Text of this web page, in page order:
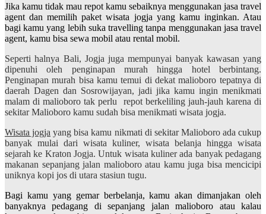
Jika kamu tidak mau repot kamu sebaiknya menggunakan jasa travel
agent dan memilih paket wisata jogja yang kamu inginkan. Atau
bagi kamu yang lebih suka travelling tanpa menggunakan jasa travel
agent, kamu bisa sewa mobil atau rental mobil.
Seperti halnya Bali, Jogja juga mempunyai banyak kawasan yang
dipenuhi oleh penginapan murah hingga hotel berbintang.
Penginapan murah bisa kamu temui di dekat malioboro tepatnya di
daerah Dagen dan Sosrowijayan, jadi jika kamu ingin menikmati
malam di malioboro tak perlu repot berkeliling jauh-jauh karena di
sekitar Malioboro kamu sudah bisa menikmati wisata jogja.
Wisata jogja yang bisa kamu nikmati di sekitar Malioboro ada cukup
banyak mulai dari wisata kuliner, wisata belanja hingga wisata
sejarah ke Kraton Jogja. Untuk wisata kuliner ada banyak pedagang
makanan sepanjang jalan malioboro atau kamu juga bisa mencicipi
uniknya kopi jos di utara stasiun tugu.
Bagi kamu yang gemar berbelanja, kamu akan dimanjakan oleh
banyaknya pedagang di sepanjang jalan malioboro atau kalau